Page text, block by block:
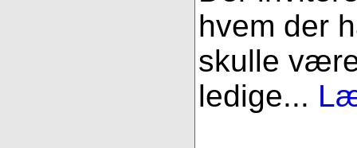
hvem der
skulle
ledige...